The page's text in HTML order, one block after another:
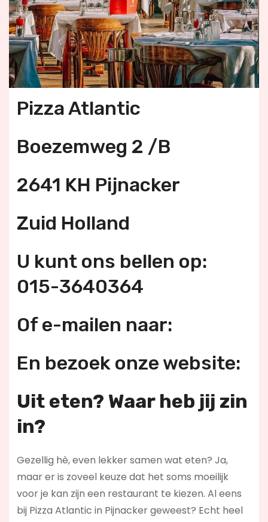
Pizza Atlantic
Boezemweg 2 /B
2641 KH Pijnacker
Zuid Holland
U kunt ons bellen op:
015-3640364
Of e-mailen naar:
En bezoek onze website:
Uit eten? Waar heb jij zin
in?
Gezellig hè, even lekker samen wat eten? Ja,
maar er is zoveel keuze dat het soms moeilijk
voor je kan zijn een restaurant te kiezen. Al eens
bij Pizza Atlantic in Pijnacker geweest? Echt heel